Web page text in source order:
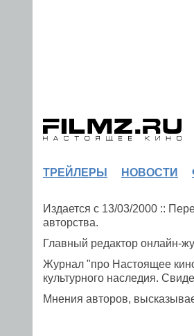
ТРЕЙЛЕРЫ НОВОСТИ
Издается с 13/03/2000 ::
авторства.
Главный редактор онлайн-
Журнал "про Настоящее
культурного наследия.
Мнения авторов,